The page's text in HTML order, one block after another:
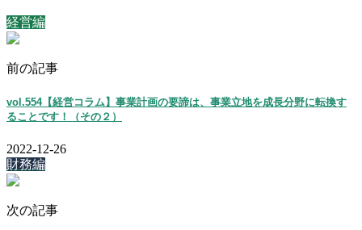
経営編
前の記事
vol.554【経営コラム】事業計画の要諦は、事業立地を成長分野に転換す
ることです！（その２）
2022-12-26
財務編
次の記事